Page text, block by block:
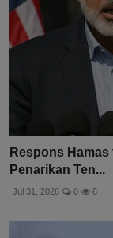
Respons
Penarikan Ten...
Jul 31, 2026 0 6